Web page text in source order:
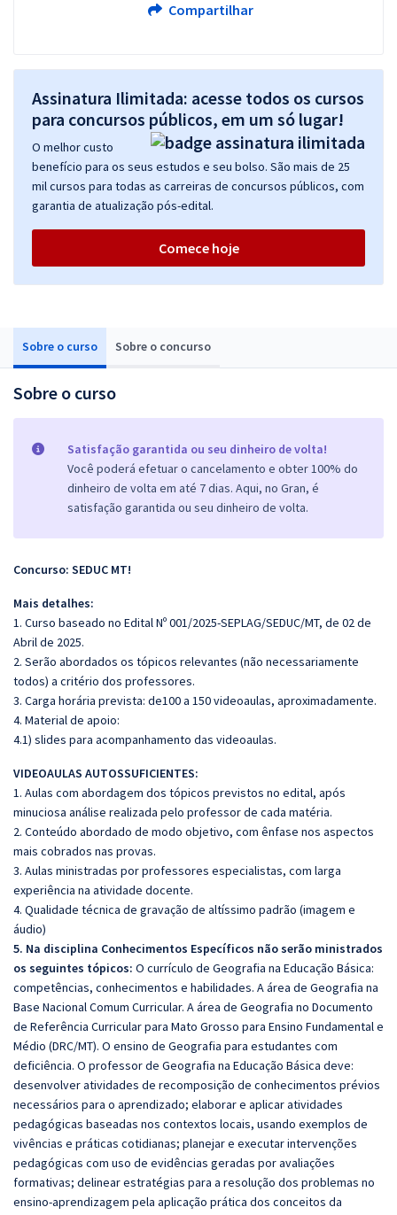
Sobre o curso Sobre o concurso
Sobre o curso
Satisfação garantida ou seu dinheiro de volta!
Você poderá efetuar o cancelamento e obter 100% do
dinheiro de volta em até 7 dias. Aqui, no Gran, é
satisfação garantida ou seu dinheiro de volta.
Concurso: SEDUC MT!
Mais detalhes:
1. Curso baseado no Edital Nº 001/2025-SEPLAG/SEDUC/MT, de 02 de
Abril de 2025.
2. Serão abordados os tópicos relevantes (não necessariamente
todos) a critério dos professores.
3. Carga horária prevista: de100 a 150 videoaulas, aproximadamente.
4. Material de apoio:
4.1) slides para acompanhamento das videoaulas.
VIDEOAULAS AUTOSSUFICIENTES:
1. Aulas com abordagem dos tópicos previstos no edital, após
minuciosa análise realizada pelo professor de cada matéria.
2. Conteúdo abordado de modo objetivo, com ênfase nos aspectos
mais cobrados nas provas.
3. Aulas ministradas por professores especialistas, com larga
experiência na atividade docente.
4. Qualidade técnica de gravação de altíssimo padrão (imagem e
áudio)
5. Na disciplina Conhecimentos Específicos não serão ministrados
os seguintes tópicos: O currículo de Geografia na Educação Básica:
competências, conhecimentos e habilidades. A área de Geografia na
Base Nacional Comum Curricular. A área de Geografia no Documento
de Referência Curricular para Mato Grosso para Ensino Fundamental e
Médio (DRC/MT). O ensino de Geografia para estudantes com
deficiência. O professor de Geografia na Educação Básica deve:
desenvolver atividades de recomposição de conhecimentos prévios
necessários para o aprendizado; elaborar e aplicar atividades
pedagógicas baseadas nos contextos locais, usando exemplos de
vivências e práticas cotidianas; planejar e executar intervenções
pedagógicas com uso de evidências geradas por avaliações
formativas; delinear estratégias para a resolução dos problemas no
ensino-aprendizagem pela aplicação prática dos conceitos da
Compartilhar
Assinatura Ilimitada: acesse todos os cursos
para concursos públicos, em um só lugar!
O melhor custo
benefício para os seus estudos e seu bolso. São mais de 25
mil cursos para todas as carreiras de concursos públicos, com
garantia de atualização pós-edital.
Comece hoje